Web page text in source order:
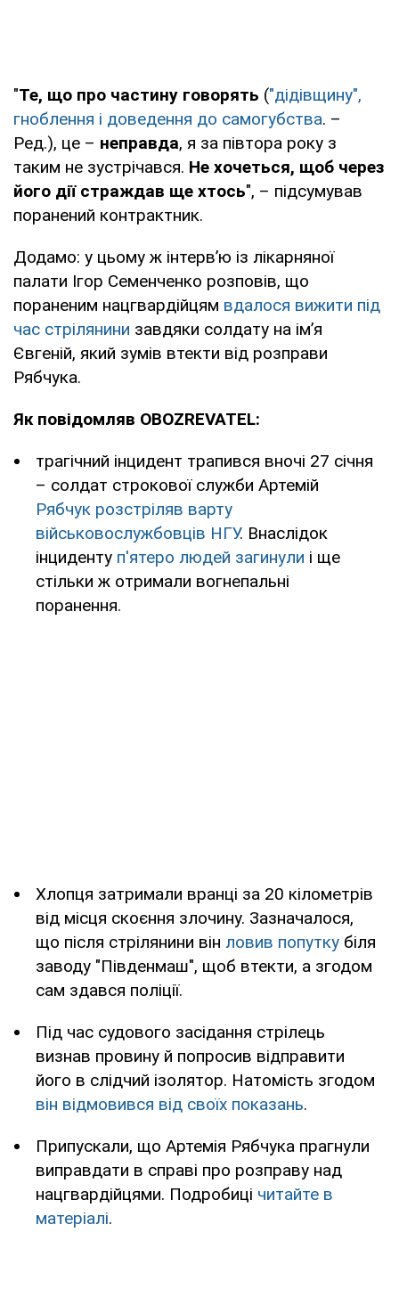
"Те, що про частину говорять ("дідівщину",
гноблення і доведення до самогубства. –
Ред.), це – неправда, я за півтора року з
таким не зустрічався. Не хочеться, щоб через
його дії страждав ще хтось", – підсумував
поранений контрактник.
Додамо: у цьому ж інтерв’ю із лікарняної
палати Ігор Семенченко розповів, що
пораненим нацгвардійцям вдалося вижити під
час стрілянини завдяки солдату на ім’я
Євгеній, який зумів втекти від розправи
Рябчука.
Як повідомляв OBOZREVATEL:
трагічний інцидент трапився вночі 27 січня
– солдат строкової служби Артемій
Рябчук розстріляв варту
військовослужбовців НГУ. Внаслідок
інциденту п'ятеро людей загинули і ще
стільки ж отримали вогнепальні
поранення.
Хлопця затримали вранці за 20 кілометрів
від місця скоєння злочину. Зазначалося,
що після стрілянини він ловив попутку біля
заводу "Південмаш", щоб втекти, а згодом
сам здався поліції.
Під час судового засідання стрілець
визнав провину й попросив відправити
його в слідчий ізолятор. Натомість згодом
він відмовився від своїх показань.
Припускали, що Артемія Рябчука прагнули
виправдати в справі про розправу над
нацгвардійцями. Подробиці читайте в
матеріалі.